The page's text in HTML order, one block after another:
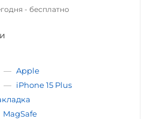
- бесплатно
— Apple
— iPhone 15 Plus
MagSafe